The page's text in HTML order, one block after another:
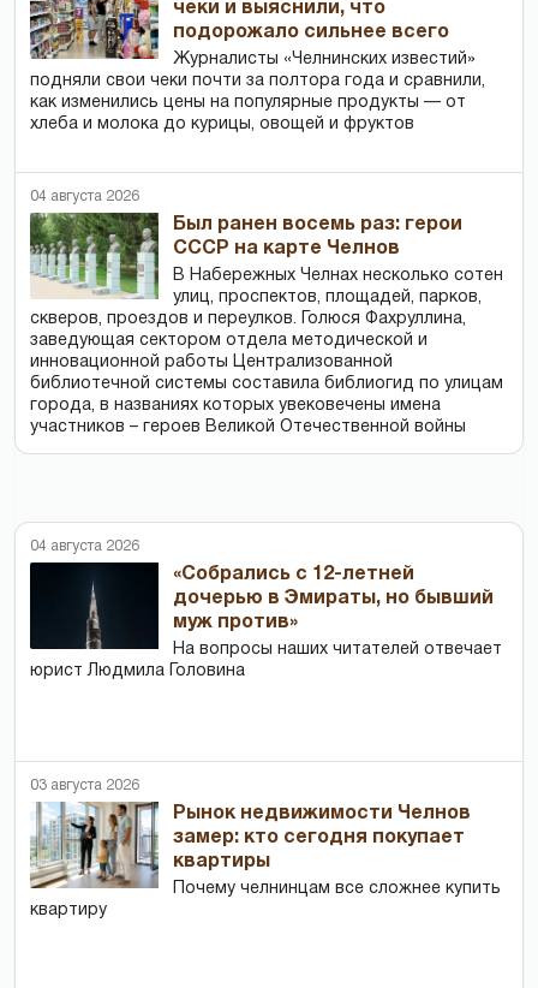
чеки и выяснили, что
подорожало сильнее всего
Журналисты «Челнинских известий»
подняли свои чеки почти за полтора года и сравнили,
как изменились цены на популярные продукты — от
хлеба и молока до курицы, овощей и фруктов
04 августа 2026
Был ранен восемь раз: герои
СССР на карте Челнов
В Набережных Челнах несколько сотен
улиц, проспектов, площадей, парков,
скверов, проездов и переулков. Голюся Фахруллина,
заведующая сектором отдела методической и
инновационной работы Централизованной
библиотечной системы составила библиогид по улицам
города, в названиях которых увековечены имена
участников – героев Великой Отечественной войны
04 августа 2026
«Собрались с 12-летней
дочерью в Эмираты, но бывший
муж против»
На вопросы наших читателей отвечает
юрист Людмила Головина
03 августа 2026
Рынок недвижимости Челнов
замер: кто сегодня покупает
квартиры
Почему челнинцам все сложнее купить
квартиру